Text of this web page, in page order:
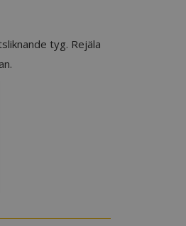
tyg. Rejäla